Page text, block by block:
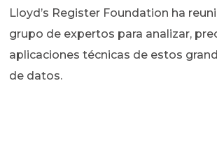
Lloyd’s Register Foundation ha
grupo de expertos para analizar,
aplicaciones técnicas de estos
de datos.